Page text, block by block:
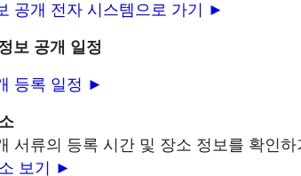
공개 전자 시스템으로 가기 ►
보 공개 일정
등록 일정 ►
서류의 등록 시간 및 장소 정보를 확인
보기
►